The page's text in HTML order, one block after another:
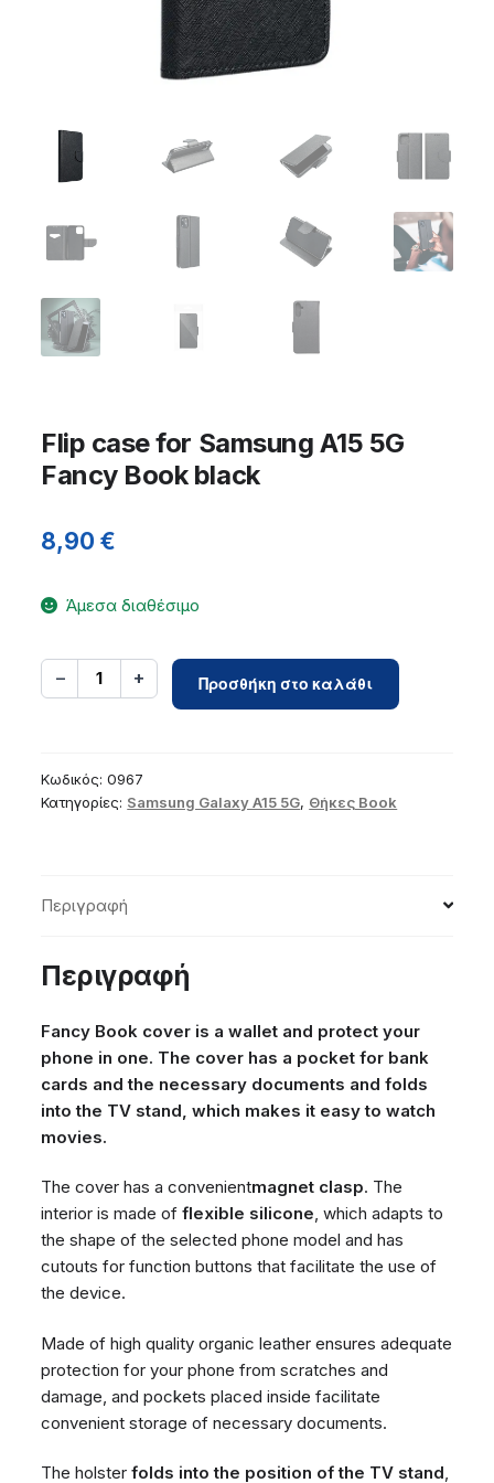
Flip case for Samsung A15 5G
Fancy Book black
8,90€
Άμεσα διαθέσιμο
− 1 +
Flip
case
5G
Προσθήκη στο καλάθι
Κωδικός:0967
Κατηγορίες: Samsung Galaxy A15 5G, Θήκες Book
Περιγραφή
Περιγραφή
Fancy Book cover is a wallet and protect your
phone in one. The cover has a pocket for bank
cards and the necessary documents and folds
into the TV stand, which makes it easy to watch
movies.
The cover has a convenientmagnet clasp. The
interior is made offlexible silicone, which adapts to
the shape of the selected phone model and has
cutouts for function buttons that facilitate the use of
the device.
Made of high quality organic leather ensures adequate
protection for your phone from scratches and
damage, and pockets placed inside facilitate
convenient storage of necessary documents.
The holsterfolds into the position of the TV stand,